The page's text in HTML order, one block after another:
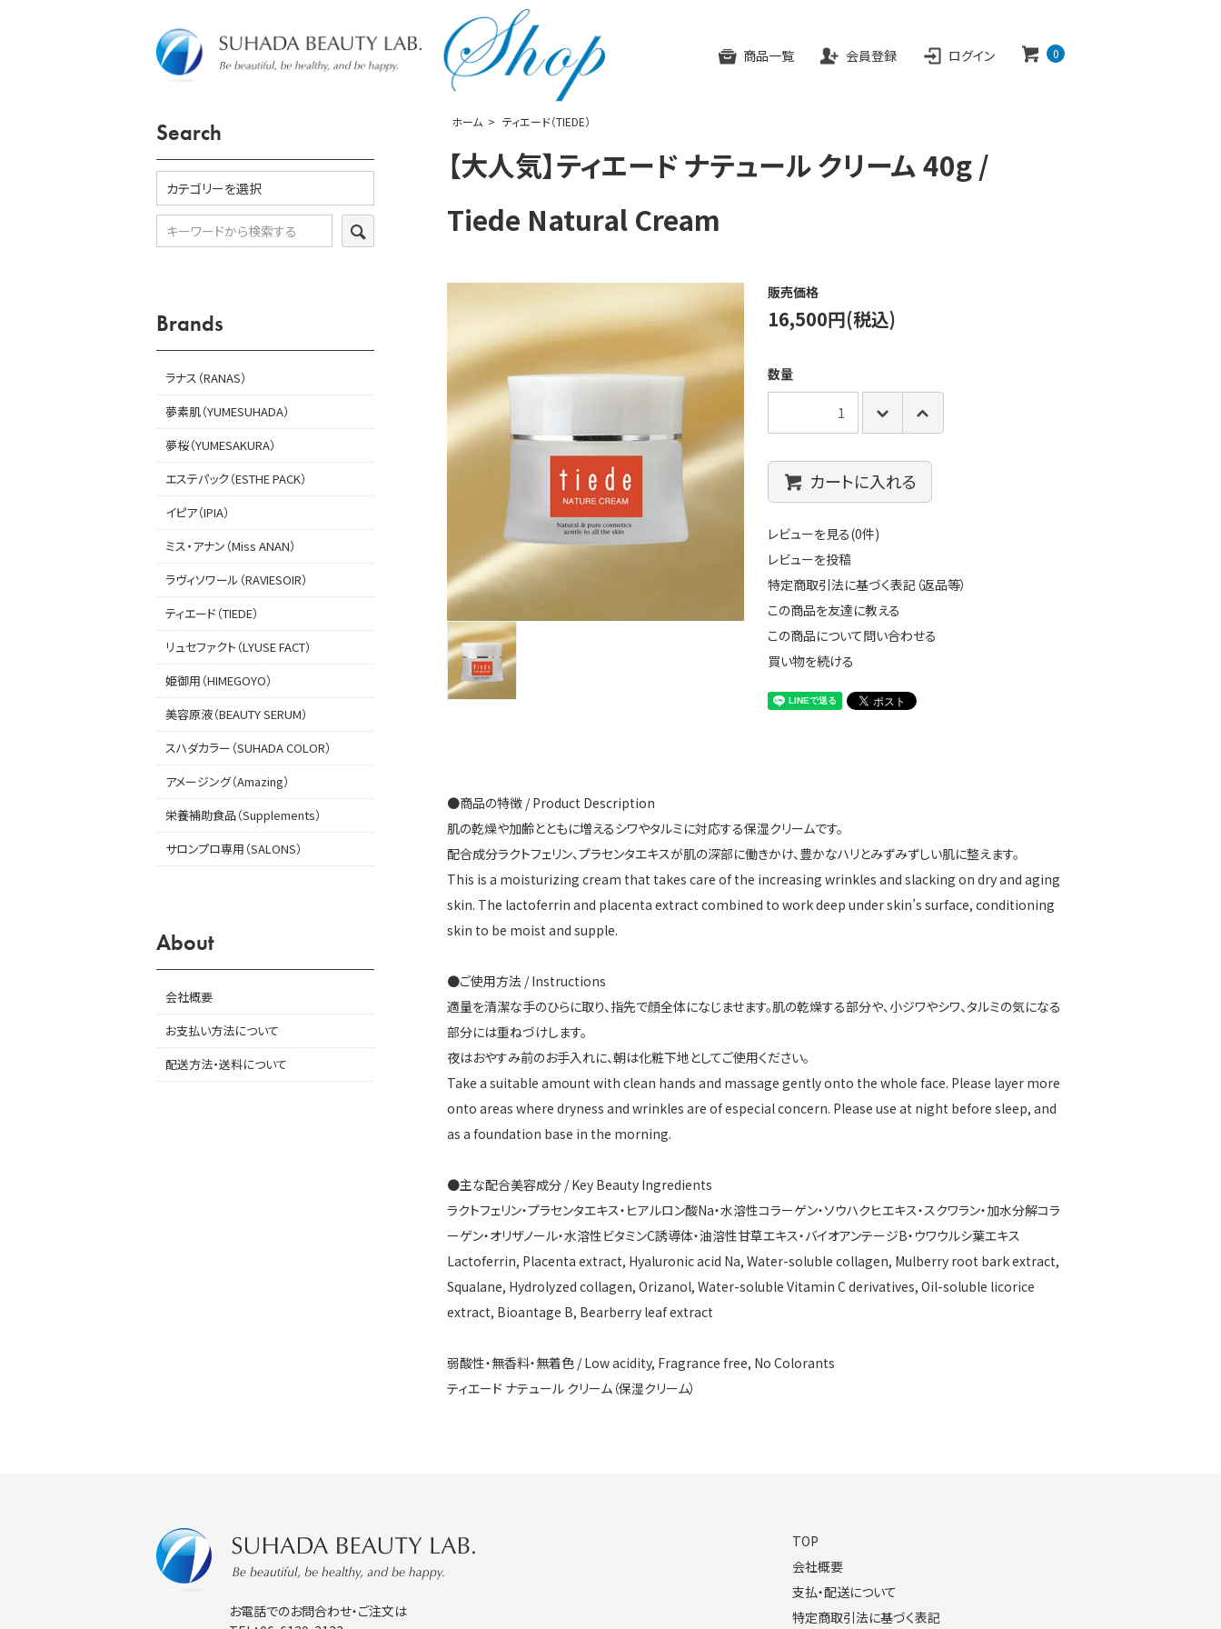
商品一覧
会員登録 ログイン 0
カートを見る
商品一覧
支払・配送について
お問い合わせ
カートを見る
会員登録
ログイン
ホーム > ティエード（TIEDE）
【大人気】ティエード ナテュール クリーム 40g /
Tiede Natural Cream
販売価格
16,500円(税込)
数量
カートに入れる
レビューを見る(0件)
レビューを投稿
特定商取引法に基づく表記（返品等）
この商品を友達に教える
この商品について問い合わせる
買い物を続ける
●商品の特徴 / Product Description
肌の乾燥や加齢とともに増えるシワやタルミに対応する保湿クリームです。
配合成分ラクトフェリン、プラセンタエキスが肌の深部に働きかけ、豊かなハリとみずみずしい肌に整えます。
This is a moisturizing cream that takes care of the increasing wrinkles and slacking on dry and aging
skin. The lactoferrin and placenta extract combined to work deep under skin’s surface, conditioning
skin to be moist and supple.
●ご使用方法 / Instructions
適量を清潔な手のひらに取り、指先で顔全体になじませます。肌の乾燥する部分や、小ジワやシワ、タルミの気になる
部分には重ねづけします。
夜はおやすみ前のお手入れに、朝は化粧下地としてご使用ください。
Take a suitable amount with clean hands and massage gently onto the whole face. Please layer more
onto areas where dryness and wrinkles are of especial concern. Please use at night before sleep, and
as a foundation base in the morning.
●主な配合美容成分 / Key Beauty Ingredients
ラクトフェリン・プラセンタエキス・ヒアルロン酸Na・水溶性コラーゲン・ソウハクヒエキス・スクワラン・加水分解コラ
ーゲン・オリザノール・水溶性ビタミンC誘導体・油溶性甘草エキス・バイオアンテージB・ウワウルシ葉エキス
Lactoferrin, Placenta extract, Hyaluronic acid Na, Water-soluble collagen, Mulberry root bark extract,
Squalane, Hydrolyzed collagen, Orizanol, Water-soluble Vitamin C derivatives, Oil-soluble licorice
extract, Bioantage B, Bearberry leaf extract
弱酸性・無香料・無着色 / Low acidity, Fragrance free, No Colorants
ティエード ナテュール クリーム（保湿クリーム）
Search
Brands
ラナス（RANAS）
夢素肌（YUMESUHADA）
夢桜（YUMESAKURA）
エステパック（ESTHE PACK）
イピア（IPIA）
ミス・アナン（Miss ANAN）
ラヴィソワール（RAVIESOIR）
ティエード（TIEDE）
リュセファクト（LYUSE FACT）
姫御用（HIMEGOYO）
美容原液（BEAUTY SERUM）
スハダカラー（SUHADA COLOR）
アメージング（Amazing）
栄養補助食品（Supplements）
サロンプロ専用（SALONS）
About
会社概要
お支払い方法について
配送方法・送料について
お電話でのお問合わせ・ご注文は
TOP
会社概要
支払・配送について
特定商取引法に基づく表記